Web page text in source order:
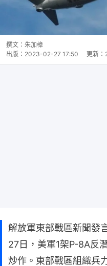
撰文： 朱加樟
出版： 2023-02-27 17:50 更新：
解放軍東部戰區新聞發
27日，美軍1架P-8A反
炒作。東部戰區組織兵